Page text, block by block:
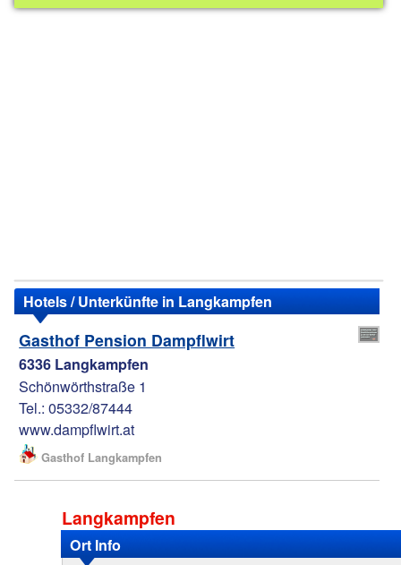
Hotels / Unterkünfte in Langkampfen
Gasthof Pension Dampflwirt
6336 Langkampfen
Schönwörthstraße 1
Tel.: 05332/87444
www.dampflwirt.at
Gasthof Langkampfen
Langkampfen
Ort Info